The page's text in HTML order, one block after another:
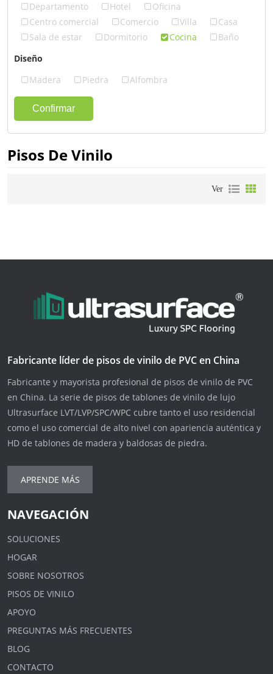
Departamento
Hotel
Oficina
Centro comercial
Comercio Villa
Casa
Sala de estar
Dormitorio Cocina
Baño
Diseño
Madera
Piedra Alfombra
Confirmar
Pisos De Vinilo
Ver
Fabricante líder de pisos de vinilo de PVC en China
Fabricante y mayorista profesional de pisos de vinilo de PVC
en China. La serie de pisos de tablones de vinilo de lujo
Ultrasurface LVT/LVP/SPC/WPC cubre tanto el uso residencial
como el uso comercial de alto nivel con apariencia auténtica y
HD de tablones de madera y baldosas de piedra.
APRENDE MÁS
NAVEGACIÓN
SOLUCIONES
HOGAR
SOBRE NOSOTROS
PISOS DE VINILO
APOYO
PREGUNTAS MÁS FRECUENTES
BLOG
CONTACTO